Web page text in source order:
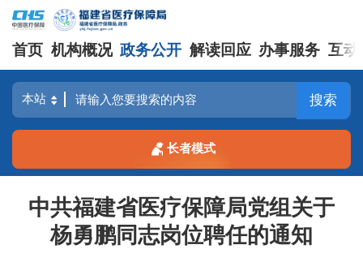
首页 机构概况 政务公开 解读回应 办事服务 互动
搜索
长者模式
中共福建省医疗保障局党组关于
杨勇鹏同志岗位聘任的通知